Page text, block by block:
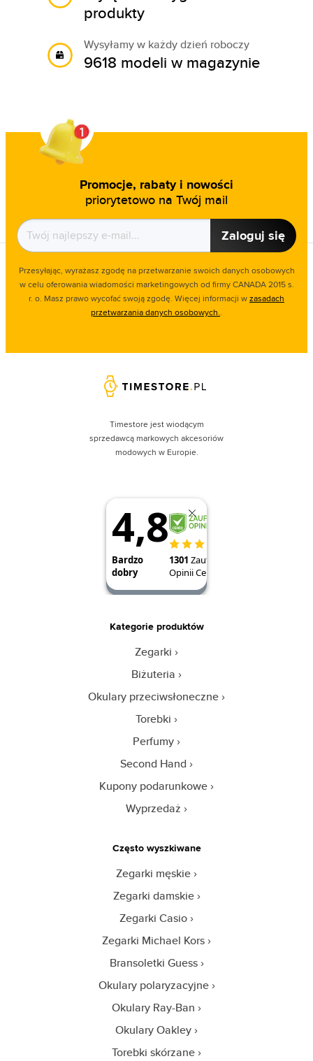
produkty
Wysyłamy w każdy dzień roboczy
9618 modeli w magazynie
Promocje, rabaty i nowości
priorytetowo na Twój mail
Zaloguj się
Przesyłając, wyrażasz zgodę na przetwarzanie swoich danych osobowych
w celu oferowania wiadomości marketingowych od firmy CANADA 2015 s.
r. o. Masz prawo wycofać swoją zgodę. Więcej informacji wzasadach
przetwarzania danych osobowych..
Timestore jest wiodącym
sprzedawcą markowych akcesoriów
modowych w Europie.
Kategorie produktów
Zegarki
Biżuteria
Okulary przeciwsłoneczne
Torebki
Perfumy
Second Hand
Kupony podarunkowe
Wyprzedaż
Często wyszkiwane
Zegarki męskie
Zegarki damskie
Zegarki Casio
Zegarki Michael Kors
Bransoletki Guess
Okulary polaryzacyjne
Okulary Ray-Ban
Okulary Oakley
Torebki skórzane